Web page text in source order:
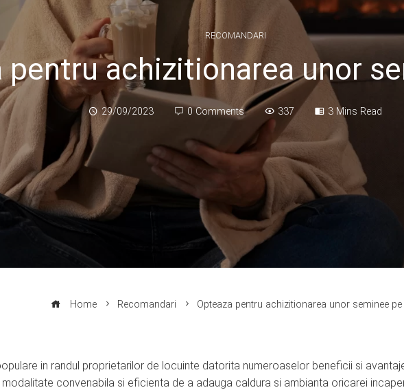
RECOMANDARI
pentru achizitionarea unor
29/09/2023 0 Comments 337 3 Mins Read
Home Recomandari Opteaza pentru achizitionarea unor seminee pe
in randul proprietarilor de locuinte datorita numeroaselor beneficii si
convenabila si eficienta de a adauga caldura si ambianta oricarei